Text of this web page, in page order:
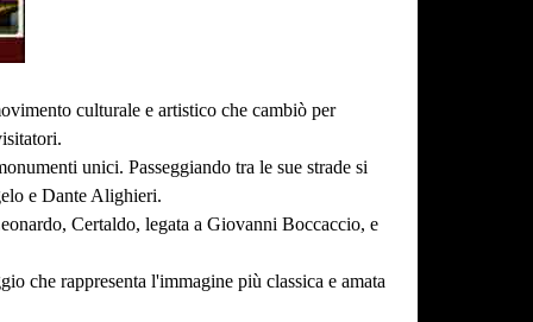
culturale e artistico che cambiò per
unici. Passeggiando tra le sue strade si
e Dante Alighieri.
Certaldo, legata a Giovanni Boccaccio, e
che rappresenta l'immagine più classica e amata